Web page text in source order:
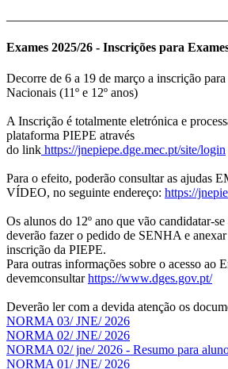
Exames 2025/26 - Inscrições para
Decorre de 6 a 19 de março a inscrição para
Nacionais (11º e 12º anos)
A Inscrição é totalmente eletrónica e
plataforma PIEPE através
do link https://jnepiepe.dge.mec.pt/site/login
Para o efeito, poderão consultar as ajudas
VÍDEO, no seguinte endereço: https://
Os alunos do 12º ano que vão candidatar-
deverão fazer o pedido de SENHA e
inscrição da PIEPE.
Para outras informações sobre o acesso ao
devemconsultarhttps://www.dges.gov.pt/
Deverão ler com a devida atenção os
NORMA 03/ JNE/ 2026
NORMA 02/ JNE/ 2026
NORMA 02/ jne/ 2026 - Resumo para
NORMA 01/ JNE/ 2026